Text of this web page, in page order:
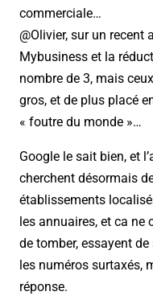
commerciale…
@Olivier, sur un recent
Mybusiness et la
nombre de 3, mais
gros, et de plus placé
« foutre du monde »…
Google le sait bien, et
cherchent désormais
établissements
les annuaires, et ca ne
de tomber, essayent
les numéros surtaxés,
réponse.